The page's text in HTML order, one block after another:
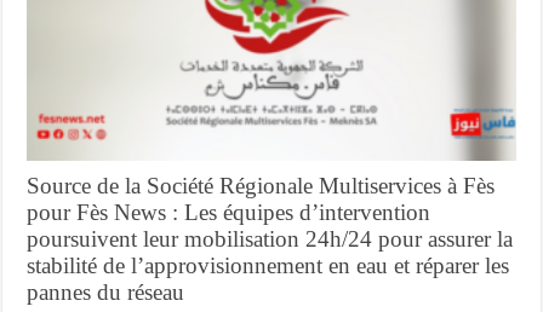
Source de la Société Régionale Multiservices à Fès
pour Fès News : Les équipes d’intervention
poursuivent leur mobilisation 24h/24 pour assurer la
stabilité de l’approvisionnement en eau et réparer les
pannes du réseau